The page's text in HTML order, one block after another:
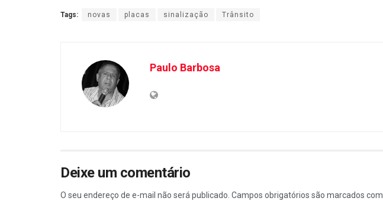
Tags: novas placas sinalização Trânsito
Paulo Barbosa
Deixe um comentário
O seu endereço de e-mail não será publicado. Campos obrigatórios são marcados com